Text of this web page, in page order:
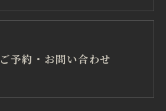
ご予約・お問い合わせ